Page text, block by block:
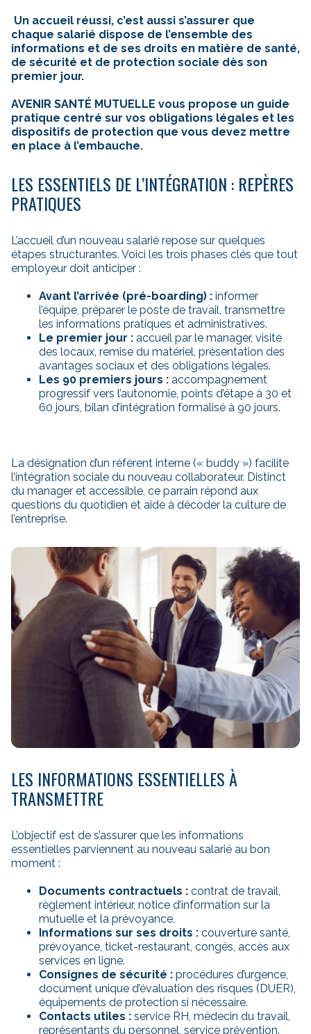
Un accueil réussi, c’est aussi s’assurer que
chaque salarié dispose de l’ensemble des
informations et de ses droits en matière de santé,
de sécurité et de protection sociale dès son
premier jour.
AVENIR SANTÉ MUTUELLE vous propose un guide
pratique centré sur vos obligations légales et les
dispositifs de protection que vous devez mettre
en place à l’embauche.
LES ESSENTIELS DE L’INTÉGRATION : REPÈRES
PRATIQUES
L’accueil d’un nouveau salarié repose sur quelques
étapes structurantes. Voici les trois phases clés que tout
employeur doit anticiper :
Avant l’arrivée (pré-boarding) : informer
l’équipe, préparer le poste de travail, transmettre
les informations pratiques et administratives.
Le premier jour : accueil par le manager, visite
des locaux, remise du matériel, présentation des
avantages sociaux et des obligations légales.
Les 90 premiers jours : accompagnement
progressif vers l’autonomie, points d’étape à 30 et
60 jours, bilan d’intégration formalisé à 90 jours.
La désignation d’un référent interne (« buddy ») facilite
l’intégration sociale du nouveau collaborateur. Distinct
du manager et accessible, ce parrain répond aux
questions du quotidien et aide à décoder la culture de
l’entreprise.
LES INFORMATIONS ESSENTIELLES À
TRANSMETTRE
L’objectif est de s’assurer que les informations
essentielles parviennent au nouveau salarié au bon
moment :
Documents contractuels : contrat de travail,
règlement intérieur, notice d’information sur la
mutuelle et la prévoyance.
Informations sur ses droits : couverture santé,
prévoyance, ticket-restaurant, congés, accès aux
services en ligne.
Consignes de sécurité : procédures d’urgence,
document unique d’évaluation des risques (DUER),
équipements de protection si nécessaire.
Contacts utiles : service RH, médecin du travail,
représentants du personnel, service prévention.